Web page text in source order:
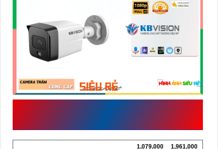
1,079,000
1,961,000